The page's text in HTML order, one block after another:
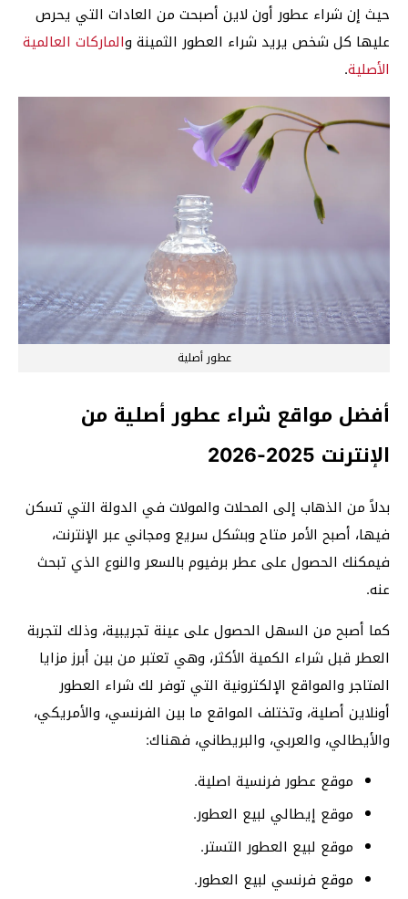
حيث إن شراء عطور أون لاين أصبحت من العادات التي يحرص
عليها كل شخص يريد شراء العطور الثمينة والماركات العالمية
الأصلية.
عطور أصلية
أفضل مواقع شراء عطور أصلية من
الإنترنت 2025-2026
بدلاً من الذهاب إلى المحلات والمولات في الدولة التي تسكن
فيها، أصبح الأمر متاح وبشكل سريع ومجاني عبر الإنترنت،
فيمكنك الحصول على عطر برفيوم بالسعر والنوع الذي تبحث
عنه.
كما أصبح من السهل الحصول على عينة تجريبية، وذلك لتجربة
العطر قبل شراء الكمية الأكثر، وهي تعتبر من بين أبرز مزايا
المتاجر والمواقع الإلكترونية التي توفر لك شراء العطور
أونلاين أصلية، وتختلف المواقع ما بين الفرنسي، والأمريكي،
والأيطالي، والعربي، والبريطاني، فهناك:
موقع عطور فرنسية اصلية.
موقع إيطالي لبيع العطور.
موقع لبيع العطور التستر.
موقع فرنسي لبيع العطور.